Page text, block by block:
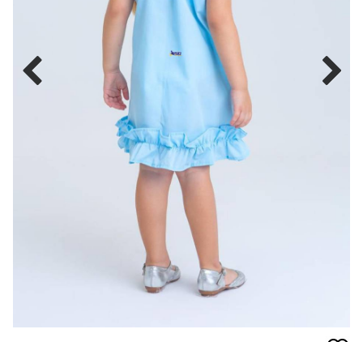
MODA
GRIFE